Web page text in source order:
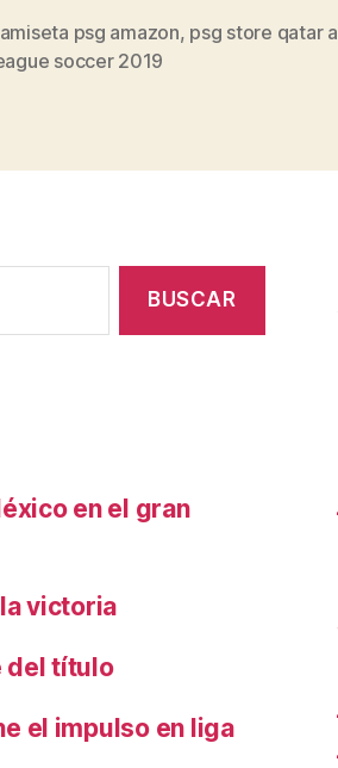
psg amazon, psg store qatar
soccer 2019
en el gran
victoria
del título
el impulso en liga